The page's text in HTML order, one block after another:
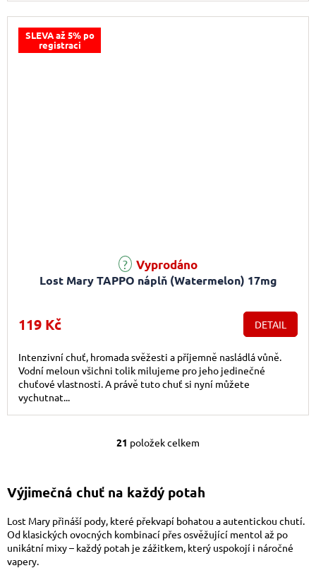
SLEVA až 5% po
registraci
Lost Mary TAPPO náplň (Watermelon) 17mg
Vyprodáno
119 Kč DETAIL
Intenzivní chuť, hromada svěžesti a příjemně nasládlá vůně.
Vodní meloun všichni tolik milujeme pro jeho jedinečné
chuťové vlastnosti. A právě tuto chuť si nyní můžete
vychutnat...
Ovládací prvky
21 položek celkem
Výjimečná chuť na každý potah
Lost Mary přináší pody, které překvapí bohatou a autentickou chutí.
Od klasických ovocných kombinací přes osvěžující mentol až po
unikátní mixy – každý potah je zážitkem, který uspokojí i náročné
vapery.